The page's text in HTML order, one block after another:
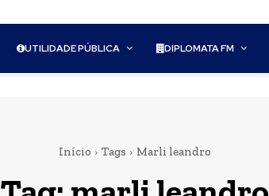
UTILIDADE PÚBLICA DIPLOMATA FM
Início Tags Marli leandro